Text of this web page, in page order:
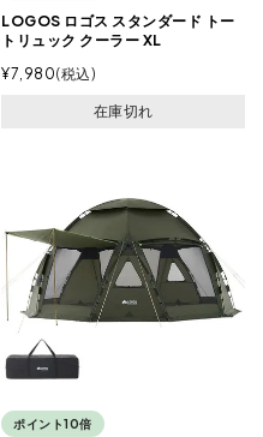
LOGOS ロゴス スタンダード トー
トリュック クーラー XL
¥7,980 税込
在庫切れ
ポイント10倍